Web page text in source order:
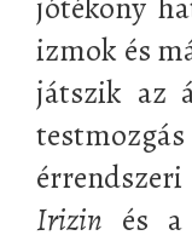
izmok és
játszik az
Irizin és a